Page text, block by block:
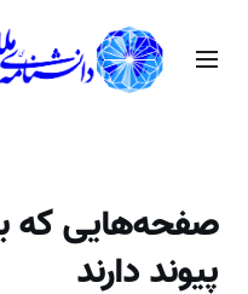
محتوامنوی اصلی
صفحه‌هایی که
پیوند دارند